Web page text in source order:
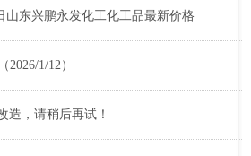
山东兴鹏永发化工化工品最新价格
1/12）
造，请稍后再试！